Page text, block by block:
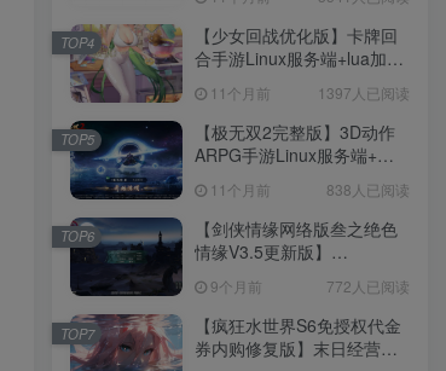
【少女回战优化版】卡牌回
合手游Linux服务端+lua加解
权后台+安卓+架设教程
11个月前 1397人已阅读
TOP4
【极无双2完整版】3D动作
ARPG手游Linux服务端+全
+加解密工具+GM授权后台
+安卓+架设教程
11个月前 838人已阅读
TOP5
【剑侠情缘网络版叁之绝色
情缘V3.5更新版】
端+GM指令+PC客户端+架设
教程
9个月前 772人已阅读
TOP6
【疯狂水世界S6免授权代金
券内购修复版】末日经营生
TOP7